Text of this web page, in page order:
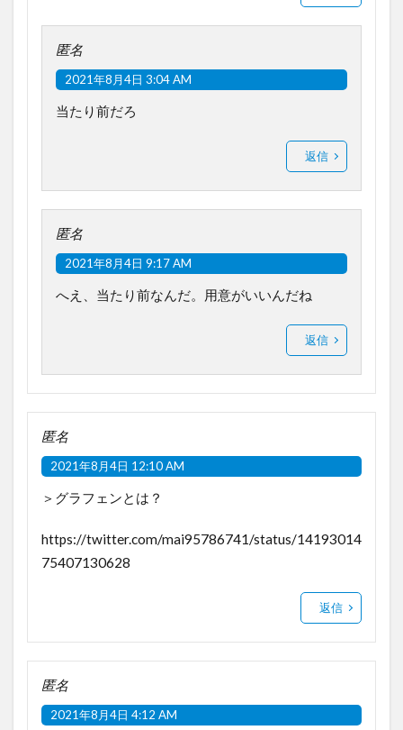
匿名
2021年8月4日 3:04 AM
当たり前だろ
返信
匿名
2021年8月4日 9:17 AM
へえ、当たり前なんだ。用意がいいんだね
返信
匿名
2021年8月4日 12:10 AM
＞グラフェンとは？
https://twitter.com/mai95786741/status/14193014
75407130628
返信
匿名
2021年8月4日 4:12 AM